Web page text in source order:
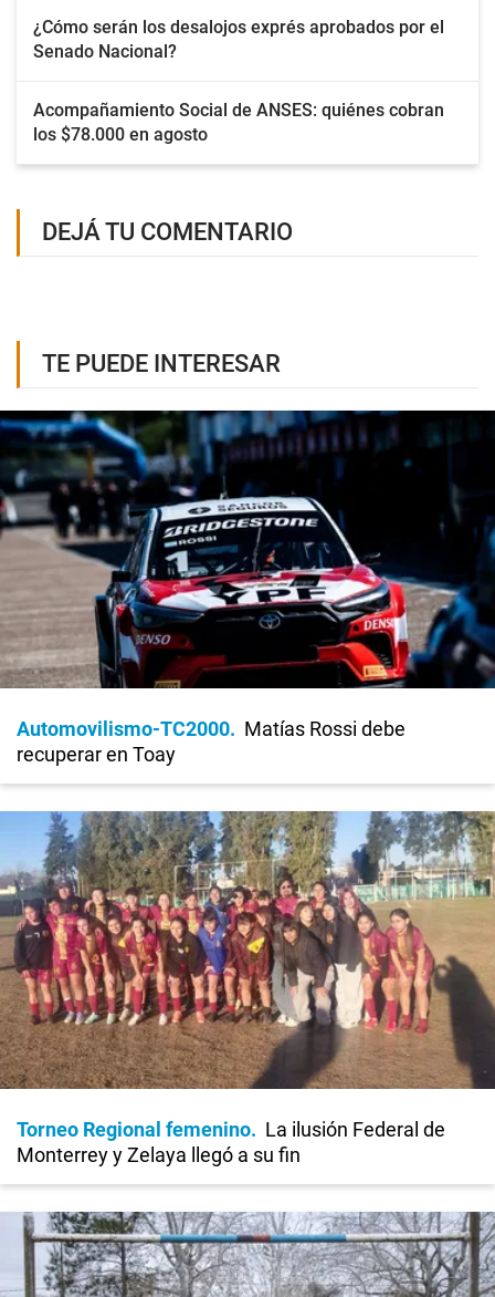
¿Cómo serán los desalojos exprés aprobados por el
Senado Nacional?
Acompañamiento Social de ANSES: quiénes cobran
los $78.000 en agosto
DEJÁ TU COMENTARIO
TE PUEDE INTERESAR
Automovilismo-TC2000
Matías Rossi debe
recuperar en Toay
Torneo Regional femenino
La ilusión Federal de
Monterrey y Zelaya llegó a su fin